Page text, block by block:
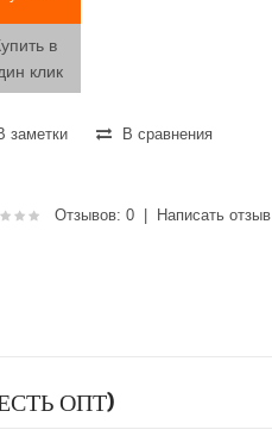
в
клик
заметки В сравнения
Отзывов: 0| Написать отзыв
ОПТ)